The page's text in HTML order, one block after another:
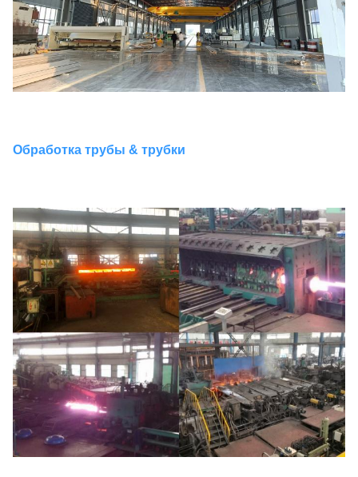
Обработка трубы & трубки